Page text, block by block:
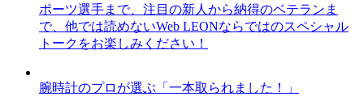
ポーツ選手まで、注目の新人から納得のベテランま
で、他では読めないWeb LEONならではのスペシャル
トークをお楽しみください！
腕時計のプロが選ぶ「一本取られました！」